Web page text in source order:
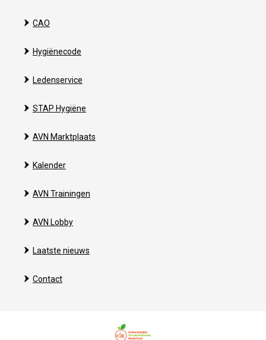
CAO
Hygiënecode
Ledenservice
STAP Hygiëne
AVN Marktplaats
Kalender
AVN Trainingen
AVN Lobby
Laatste nieuws
Contact